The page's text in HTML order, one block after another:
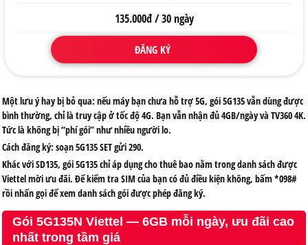
135.000đ / 30 ngày
ĐĂNG KÝ
Một lưu ý hay bị bỏ qua: nếu máy bạn chưa hỗ trợ 5G, gói 5G135 vẫn dùng được
bình thường, chỉ là truy cập ở tốc độ 4G. Bạn vẫn nhận đủ 4GB/ngày và TV360 4K.
Tức là không bị “phí gói” như nhiều người lo.
Cách đăng ký: soạn5G135 SETgửi290.
Khác với SD135, gói 5G135 chỉ áp dụng cho thuê bao nằm trong danh sách được
Viettel mời ưu đãi. Để kiểm tra SIM của bạn có đủ điều kiện không, bấm*098#
rồi nhấn gọi để xem danh sách gói được phép đăng ký.
Gói 5G135N Viettel — 6GB mỗi ngày, ưu đãi cao
nhất trong tầm giá